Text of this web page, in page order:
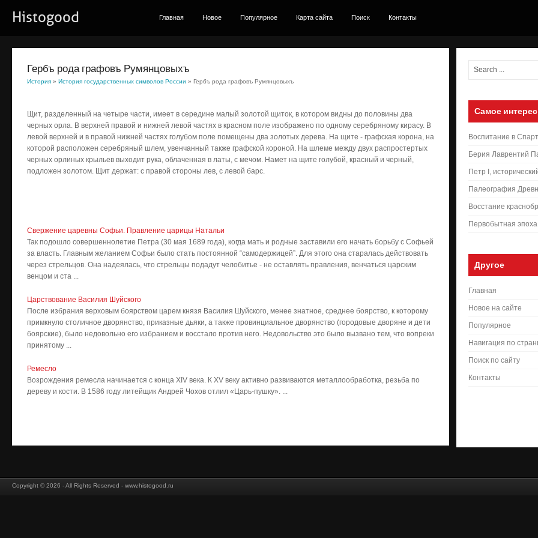
Histogood Главная Новое Популярное Карта сайта Поиск Контакты
Гербъ рода графовъ Румянцовыхъ
История » История государственных символов России » Гербъ рода графовъ Румянцовыхъ
Щит, разделенный на четыре ча­сти, имеет в середине малый золо­той щиток, в котором видны до половины два
черных орла. В верхней правой и нижней левой частях в красном поле изображено по одно­му серебряному кирасу. В
левой вер­хней и в правой нижней частях голубом поле помещены два золотых дерева. На щите - графская корона, на
которой расположен серебряный шлем, увенчанный также графской короной. На шлеме между двух рас­простертых
черных орлиных крыль­ев выходит рука, облаченная в латы, с мечом. Намет на щите голубой, красный и черный,
подложен золотом. Щит держат: с правой стороны лев, с левой барс.
Свержение царевны Софьи. Правление царицы Натальи
Так подошло совершеннолетие Петра (30 мая 1689 года), когда мать и родные заставили его начать борьбу с Софьей
за власть. Главным желанием Софьи было стать постоянной “самодержицей”. Для этого она старалась действовать
через стрельцов. Она надеялась, что стрельцы подадут челобитье - не оставлять правления, венчаться царским
венцом и ста ...
Царствование Василия Шуйского
После избрания верховым боярством царем князя Василия Шуйского, менее знатное, среднее боярство, к которому
примкнуло столичное дворянство, приказные дьяки, а также провинциальное дворянство (городовые дворяне и дети
боярские), было недовольно его избранием и восстало против него. Недовольство это было вызвано тем, что вопреки
принятому ...
Ремесло
Возрождения ремесла начинается с конца XIV века. К XV веку активно развиваются металлообработка, резьба по
дереву и кости. В 1586 году литейщик Андрей Чохов отлил «Царь-пушку». ...
Самое
Воспитание в
Берия Лаврентий
Петр I,
Палеография
Восстание
Первобытная
Другое
Главная
Новое на сайте
Популярное
Навигация по
Поиск по сайту
Контакты
Copyright © 2026 - All Rights Reserved - www.histogood.ru